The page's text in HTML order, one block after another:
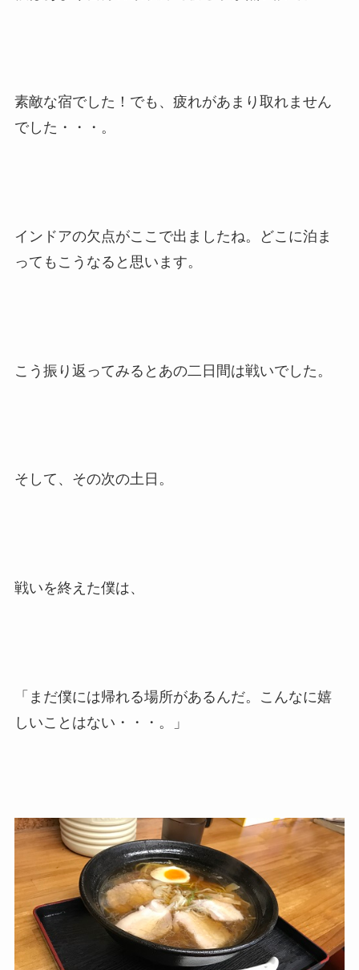
素敵な宿でした！でも、疲れがあまり取れません
でした・・・。
インドアの欠点がここで出ましたね。どこに泊ま
ってもこうなると思います。
こう振り返ってみるとあの二日間は戦いでした。
そして、その次の土日。
戦いを終えた僕は、
「まだ僕には帰れる場所があるんだ。こんなに嬉
しいことはない・・・。」